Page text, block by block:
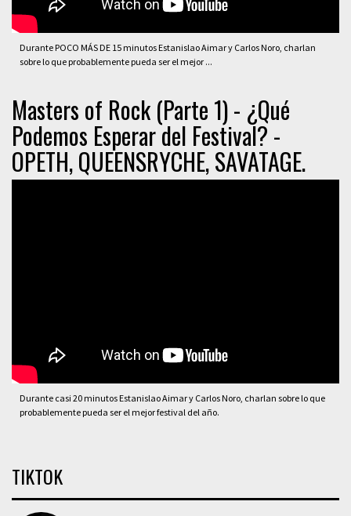
Durante POCO MÁS DE 15 minutos Estanislao Aimar y Carlos Noro, charlan
sobre lo que probablemente pueda ser el mejor ...
Masters of Rock (Parte 1) - ¿Qué
Podemos Esperar del Festival? -
OPETH, QUEENSRYCHE, SAVATAGE.
Durante casi 20 minutos Estanislao Aimar y Carlos Noro, charlan sobre lo que
probablemente pueda ser el mejor festival del año.
TIKTOK